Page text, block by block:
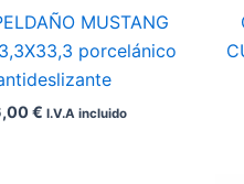
MUSTANG
porcelánico
€ I.V.A incluido